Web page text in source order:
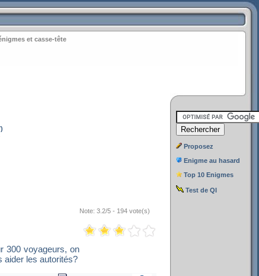
et casse-tête
Proposez
Enigme au hasard
Top 10 Enigmes
Test de QI
Note: 3.2/5 - 194 vote(s)
300 voyageurs, on
aider les autorités?